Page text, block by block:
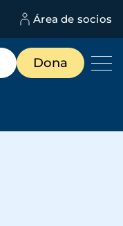
Área de socios
Dona